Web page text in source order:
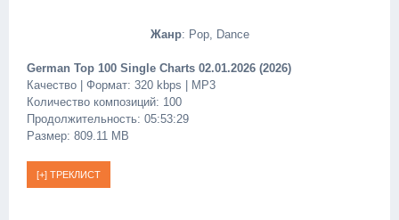
Жанр: Pop, Dance
German Top 100 Single Charts 02.01.2026 (2026)
Качество | Формат: 320 kbps | MP3
Количество композиций: 100
Продолжительность: 05:53:29
Размер: 809.11 MB